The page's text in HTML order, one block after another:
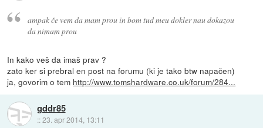
ampak če vem da mam prou in bom tud meu dokler nau dokazou
da nimam prou
In kako veš da imaš prav ?
zato ker si prebral en post na forumu (ki je tako btw napačen)
ja, govorim o tem http://www.tomshardware.co.uk/forum/284...
gddr85
::23. apr 2014, 13:11